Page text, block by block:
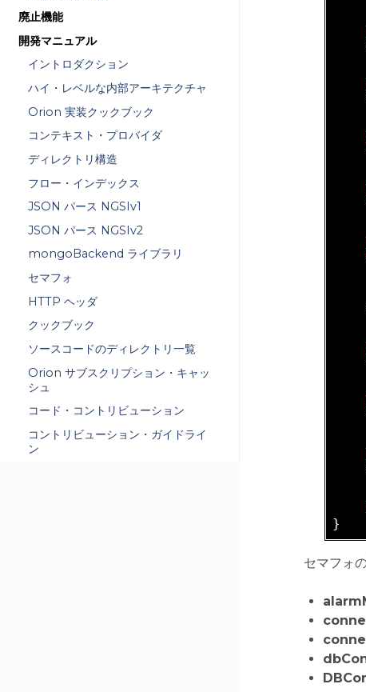
廃止機能
開発マニュアル
イントロダクション
ハイ・レベルな内部アーキテクチャ
Orion 実装クックブック
コンテキスト・プロバイダ
ディレクトリ構造
フロー・インデックス
JSON パース NGSIv1
JSON パース NGSIv2
mongoBackend ライブラリ
セマフォ
HTTP ヘッダ
クックブック
ソースコードのディレクトリ一覧
Orion サブスクリプション・キャッ
シュ
コード・コントリビューション
コントリビューション・ガイドライ
ン
セマフォ